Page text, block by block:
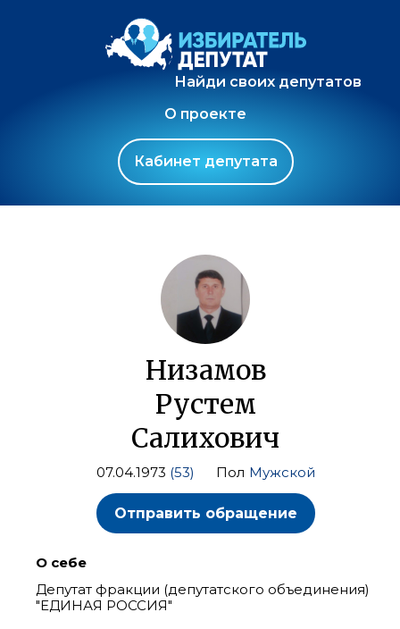
Найди своих депутатов
О проекте
Кабинет депутата
Низамов
Рустем
Салихович
07.04.1973 (53) Пол Мужской
Отправить обращение
О себе
Депутат фракции (депутатского объединения)
"ЕДИНАЯ РОССИЯ"